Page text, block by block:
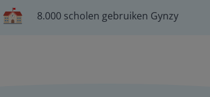
8.000 scholen gebruiken Gynzy